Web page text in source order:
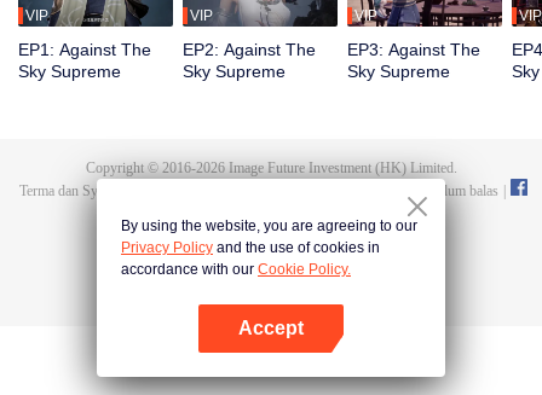
VIP
EP1: Against The
Sky Supreme
VIP
EP2: Against The
Sky Supreme
VIP
EP3: Against The
Sky Supreme
VIP
Copyright © 2016-2026Image Future Investment (HK) Limited.
Terma dan Syarat
Cadangan dan maklum balas
By using the website, you are agreeing to our
Privacy Policy and the use of cookies in
accordance with our Cookie Policy.
Accept